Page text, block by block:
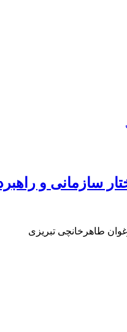
سازمانی و
طاهرخانچی تبریزی